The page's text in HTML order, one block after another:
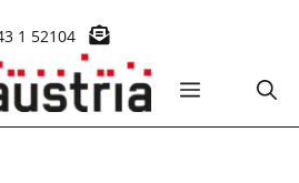
1 52104
MENÜ